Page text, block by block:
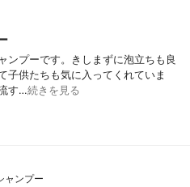
ンプーです。きしまずに泡立ちも良
子供たちも気に入ってくれていま
す…続きを見る
ャンプー